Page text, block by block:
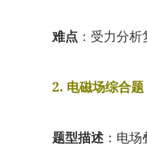
难点 ：受力分
2. 电磁场综合题
题型描述 ：电